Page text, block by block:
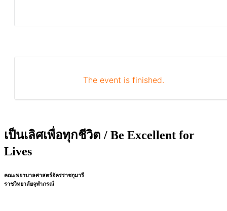
The event is finished.
เป็นเลิศเพื่อทุกชีวิต / Be Excellent for
Lives
คณะพยาบาลศาสตร์อัครราชกุมารี
ราชวิทยาลัยจุฬาภรณ์